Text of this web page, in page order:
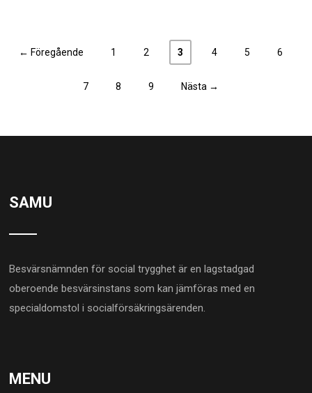
← Föregående 1 2 3 4 5 6
7 8 9 Nästa →
SAMU
Besvärsnämnden för social trygghet är en lagstadgad
oberoende besvärsinstans som kan jämföras med en
specialdomstol i socialförsäkringsärenden.
MENU